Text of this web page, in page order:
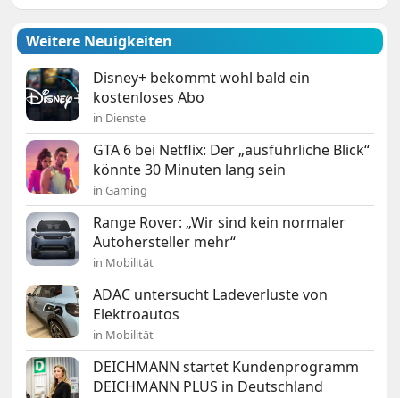
Weitere Neuigkeiten
Disney+ bekommt wohl bald ein
kostenloses Abo
in Dienste
GTA 6 bei Netflix: Der „ausführliche Blick“
könnte 30 Minuten lang sein
in Gaming
Range Rover: „Wir sind kein normaler
Autohersteller mehr“
in Mobilität
ADAC untersucht Ladeverluste von
Elektroautos
in Mobilität
DEICHMANN startet Kundenprogramm
DEICHMANN PLUS in Deutschland